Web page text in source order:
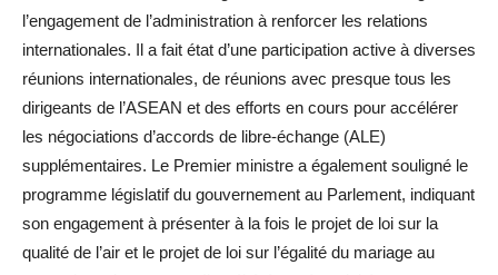
l’engagement de l’administration à renforcer les relations
internationales. Il a fait état d’une participation active à diverses
réunions internationales, de réunions avec presque tous les
dirigeants de l’ASEAN et des efforts en cours pour accélérer
les négociations d’accords de libre-échange (ALE)
supplémentaires. Le Premier ministre a également souligné le
programme législatif du gouvernement au Parlement, indiquant
son engagement à présenter à la fois le projet de loi sur la
qualité de l’air et le projet de loi sur l’égalité du mariage au